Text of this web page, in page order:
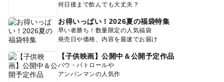
何日後まで飲んでも大丈夫？
お得いっぱい！2026夏の福袋特集
早い者勝ち！数量限定の人気福袋
発売日や価格、内容を最速でお届け
【子供映画】公開中＆公開予定作品
パウ・パトロールや
アンパンマンの人気作